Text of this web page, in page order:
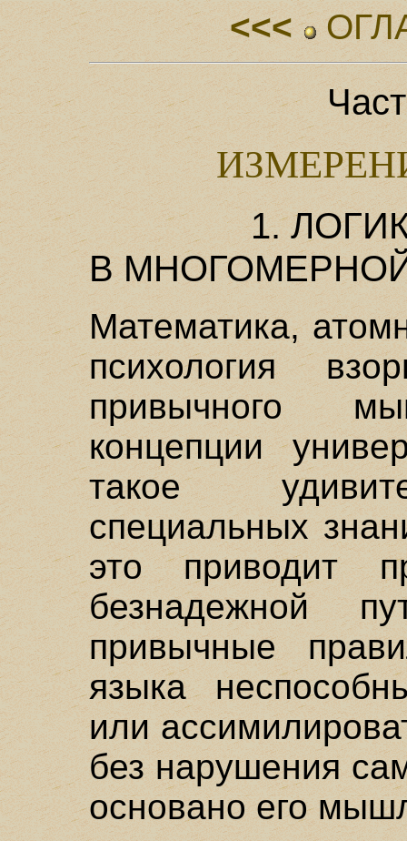
<<<
1.
В
Математика,
психология
привычного
концепции
такое
специальных
это приводит
безнадежной
привычные
языка
или
без нарушения
основано его